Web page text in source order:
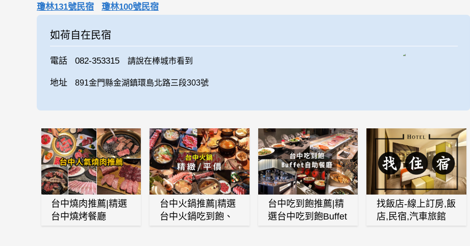
瓊林131號民宿
瓊林100號民宿
如荷自在民宿
電話 082-353315 請說在棒城市看到
地址 891金門縣金湖鎮環島北路三段303號
台中燒肉推薦|精選
台中燒烤餐廳
台中火鍋推薦|精選
台中火鍋吃到飽、
台中吃到飽推薦|精
選台中吃到飽Buffet
找飯店-線上訂房,飯
店,民宿,汽車旅館